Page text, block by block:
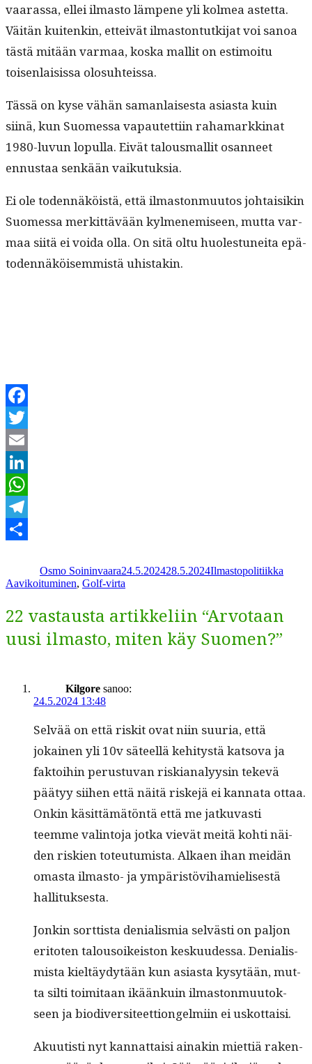
vaaras­sa, ellei ilmas­to läm­pene yli kolmea astet­ta.
Väitän kuitenkin, etteivät ilmas­ton­tutk­i­jat voi sanoa
tästä mitään var­maa, kos­ka mallit on esti­moitu
toisen­lai­sis­sa olosuhteissa.
Tässä on kyse vähän saman­lais­es­ta asi­as­ta kuin
siinä, kun Suomes­sa vapautet­ti­in rahamarkki­nat
1980-luvun lop­ul­la. Eivät talous­mall­it osan­neet
ennus­taa senkään vaikutuksia.
Ei ole toden­näköistä, että ilmas­ton­muu­tos johtaisikin
Suomes­sa merkit­tävään kylmen­e­miseen, mut­ta var­
maa siitä ei voi­da olla. On sitä oltu huolestunei­ta epä­
to­den­näköisem­mistä uhistakin.
Facebook
Twitter
Email
LinkedIn
WhatsApp
Telegram
Osmo Soininvaara24.5.202428.5.2024Ilmastopolitiikka
Aavikoituminen, Golf-virta
22 vastausta artikkeliin “Arvotaan
uusi ilmasto, miten käy Suomen?”
Kilgore sanoo:
24.5.2024 13:48
Selvää on että riskit ovat niin suuria, että
jokainen yli 10v säteel­lä kehi­tys­tä katso­va ja
fak­toi­hin perus­tu­van riski­ana­lyysin tekevä
pää­tyy siihen että näitä riske­jä ei kan­na­ta ottaa.
Onkin käsit­tämätön­tä että me jatku­vasti
teemme val­in­to­ja jot­ka vievät meitä kohti näi­
den riskien toteu­tu­mista. Alka­en ihan mei­dän
omas­ta ilmas­to- ja ympäristövi­hamielis­es­tä
hallituksesta.
Jonkin sort­tista denial­is­mia selvästi on paljon
eri­toten talousoikeis­ton kesku­udessa. Denial­is­
mista kieltäy­dytään kun asi­as­ta kysytään, mut­
ta silti toim­i­taan ikäänkuin ilmas­ton­muu­tok­
seen ja bio­di­ver­si­teet­tion­gelmi­in ei uskottaisi.
Akuutisti nyt kan­nat­taisi ainakin miet­tiä raken­